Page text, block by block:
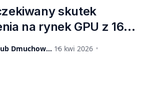
skutek
na rynek GPU z 16-
złączami. Nvidia
więcej roszczeń
Jakub Dmuchowski 16 kwi 2026